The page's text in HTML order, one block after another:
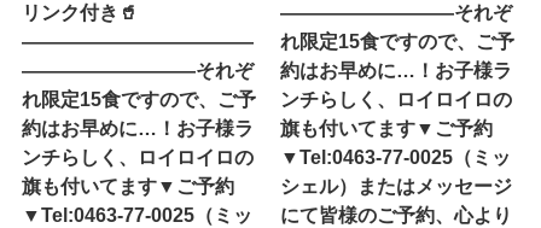
リンク付き🥤
————————————
—————————それぞ
れ限定15食ですので、ご予
約はお早めに…！お子様ラ
ンチらしく、ロイロイロの
旗も付いてます▼ご予約
▼Tel:0463-77-0025（ミッ
—————————それぞ
れ限定15食ですので、ご予
約はお早めに…！お子様ラ
ンチらしく、ロイロイロの
旗も付いてます▼ご予約
▼Tel:0463-77-0025（ミッ
シェル）またはメッセージ
にて皆様のご予約、心より